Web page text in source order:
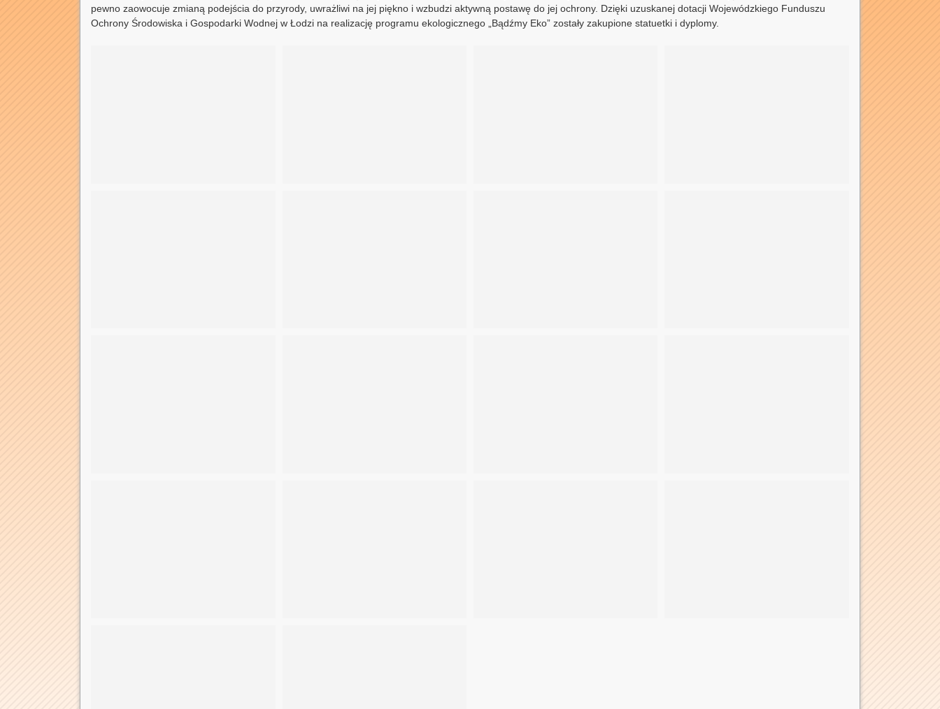
pewno zaowocuje zmianą podejścia do przyrody, uwrażliwi na jej piękno i wzbudzi aktywną postawę do jej ochrony. Dzięki uzuskanej dotacji Wojewódzkiego Funduszu
Ochrony Środowiska i Gospodarki Wodnej w Łodzi na realizację programu ekologicznego „Bądźmy Eko” zostały zakupione statuetki i dyplomy.